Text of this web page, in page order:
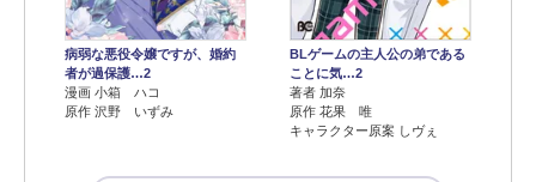
病弱な悪役令嬢ですが、婚約
者が過保護…2
漫画 小箱 ハコ
原作 沢野 いずみ
BLゲームの主人公の弟である
ことに気…2
著者 加奈
原作 花果 唯
キャラクター原案 しヴぇ